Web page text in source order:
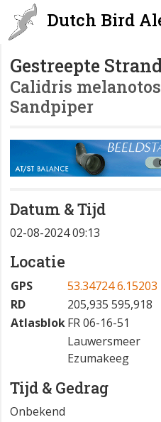
Dutch Bird
Gestreepte
Calidris melanotos
Sandpiper
Datum & Tijd
02-08-2024 09:13
Locatie
GPS
53.34724 6.15203
RD
205,935 595,918
AtlasblokFR 06-16-51
Lauwersmeer
Ezumakeeg
Tijd & Gedrag
Onbekend